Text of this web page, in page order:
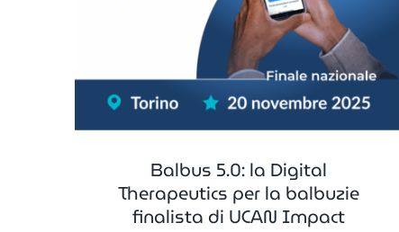
Balbus 5.0: la Digital
Therapeutics per la balbuzie
finalista di UCAN Impact
Balbus 5.0: la nuova frontiera
digitale per il trattamento della
balbuzie
In primo piano